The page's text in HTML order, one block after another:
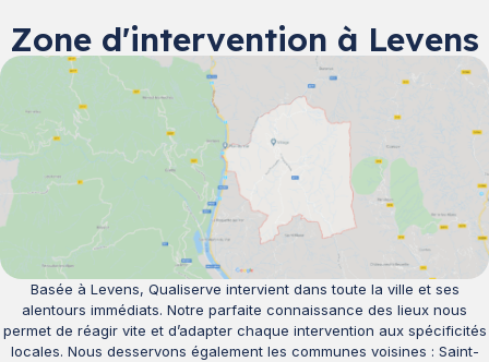
Zone d'intervention à Levens
Basée à Levens, Qualiserve intervient dans toute la ville et ses
alentours immédiats. Notre parfaite connaissance des lieux nous
permet de réagir vite et d’adapter chaque intervention aux spécificités
locales. Nous desservons également les communes voisines : Saint-